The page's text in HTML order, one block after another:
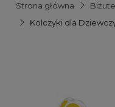
Strona główna
Kolczyki dla